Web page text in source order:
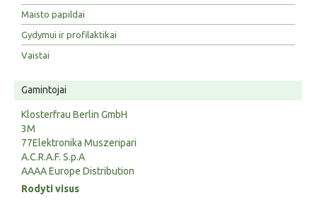
Maisto papildai
Gydymui ir profilaktikai
Vaistai
Gamintojai
Klosterfrau Berlin GmbH
3M
77Elektronika Muszeripari
A.C.R.A.F. S.p.A
AAAA Europe Distribution
Rodyti visus